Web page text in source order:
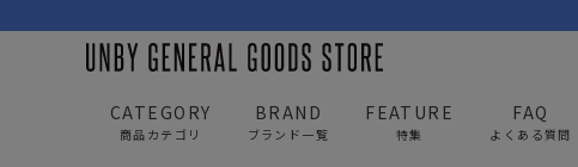
CATEGORY
商品カテゴリ
BRAND
ブランド一覧
FEATURE
特集
FAQ
よくある質問